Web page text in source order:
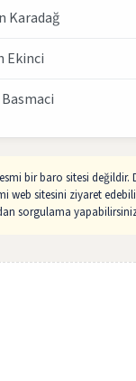
Karadağ
Ekinci
bir baro sitesi
web sitesini ziyaret
sorgulama